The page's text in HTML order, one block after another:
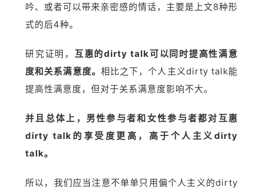
吟、或者可以带来亲密感的情话，主要是上文8种形
式的后4种。
研究证明， 互惠的dirty talk可以同时提高性满意
度和关系满意度。 相比之下，个人主义dirty talk能
提高性满意度，但对于关系满意度影响不大。
并且总体上，男性参与者和女性参与者都对互惠
dirty talk的享受度更高，高于个人主义dirty
talk。
所以，我们应当注意不单单只用偏个人主义的dirty